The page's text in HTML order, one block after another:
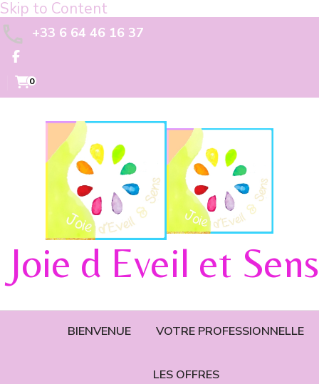
Skip to Content
+33 6 64 46 16 37
0
Joie d Eveil et Sens
BIENVENUE VOTRE PROFESSIONNELLE
LES OFFRES